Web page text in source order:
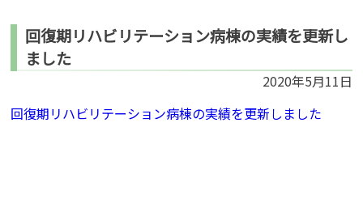
回復期リハビリテーション病棟の実績を更新し
ました
2020年5月11日
回復期リハビリテーション病棟の実績を更新しました